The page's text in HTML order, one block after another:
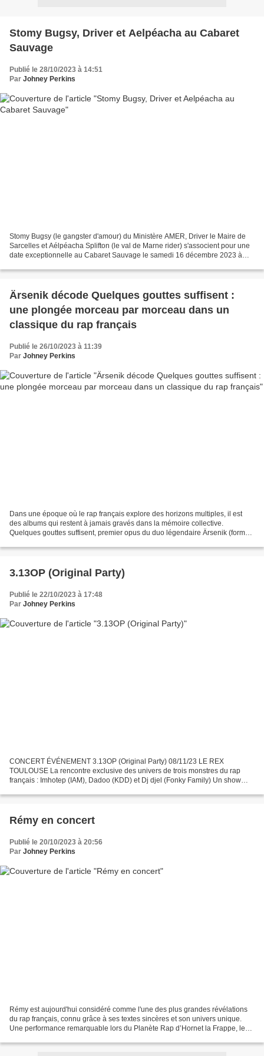
Stomy Bugsy, Driver et Aelpéacha au Cabaret
Sauvage
Publié le 28/10/2023 à 14:51
Par Johney Perkins
Stomy Bugsy (le gangster d'amour) du Ministère AMER, Driver le Maire de
Sarcelles et Aélpéacha Splifton (le val de Marne rider) s'associent pour une
date exceptionnelle au Cabaret Sauvage le samedi 16 décembre 2023 à
Ärsenik décode Quelques gouttes suffisent :
une plongée morceau par morceau dans un
classique du rap français
Publié le 26/10/2023 à 11:39
Par Johney Perkins
Dans une époque où le rap français explore des horizons multiples, il est
des albums qui restent à jamais gravés dans la mémoire collective.
Quelques gouttes suffisent, premier opus du duo légendaire Ärsenik (formé
3.13OP (Original Party)
Publié le 22/10/2023 à 17:48
Par Johney Perkins
CONCERT ÉVÉNEMENT 3.13OP (Original Party) 08/11/23 LE REX
TOULOUSE La rencontre exclusive des univers de trois monstres du rap
français : Imhotep (IAM), Dadoo (KDD) et Dj djel (Fonky Family) Un show
Rémy en concert
Publié le 20/10/2023 à 20:56
Par Johney Perkins
Rémy est aujourd'hui considéré comme l'une des plus grandes révélations
du rap français, connu grâce à ses textes sincères et son univers unique.
Une performance remarquable lors du Planète Rap d’Hornet la Frappe, le